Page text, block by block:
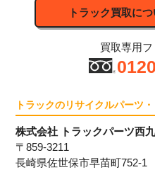
トラック買取に
買取専用
トラックのリサイクルパーツ
株式会社 トラックパーツ西
〒859-3211
長崎県佐世保市早苗町752-1